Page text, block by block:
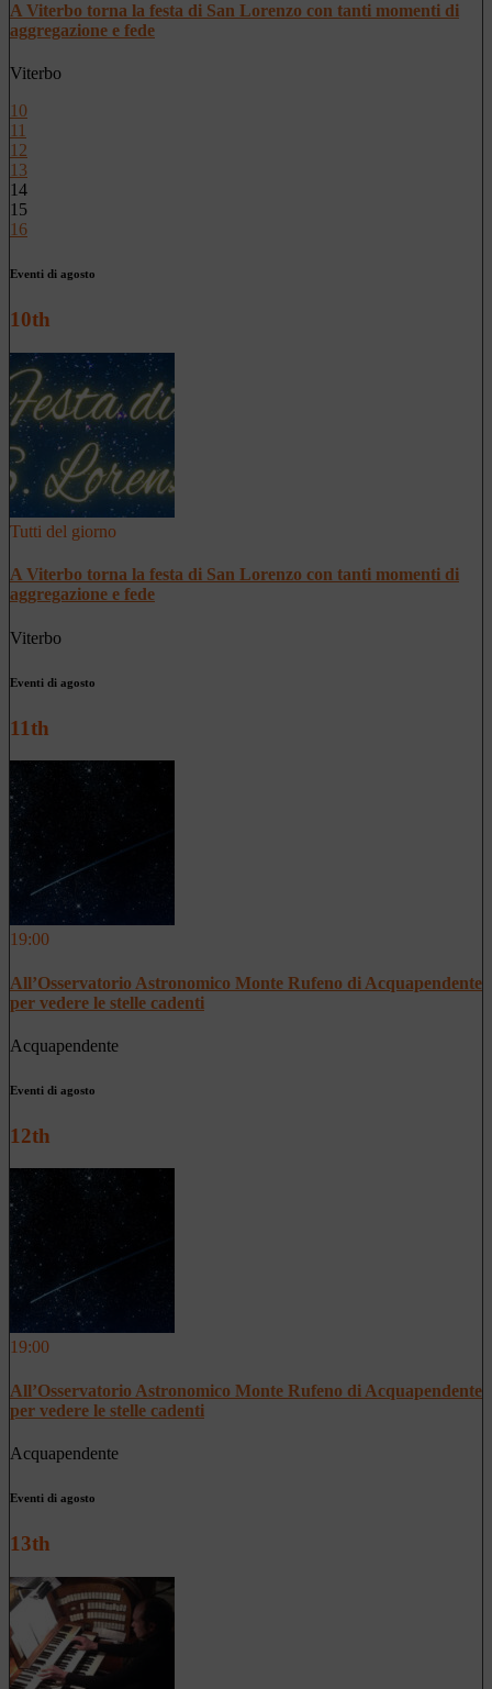
A Viterbo torna la festa di San Lorenzo con tanti momenti di
aggregazione e fede
Viterbo
10
11
12
13
14
15
16
Eventi di agosto
10th
Tutti del giorno
A Viterbo torna la festa di San Lorenzo con tanti momenti di
aggregazione e fede
Viterbo
Eventi di agosto
11th
19:00
All’Osservatorio Astronomico Monte Rufeno di Acquapendente
per vedere le stelle cadenti
Acquapendente
Eventi di agosto
12th
19:00
All’Osservatorio Astronomico Monte Rufeno di Acquapendente
per vedere le stelle cadenti
Acquapendente
Eventi di agosto
13th